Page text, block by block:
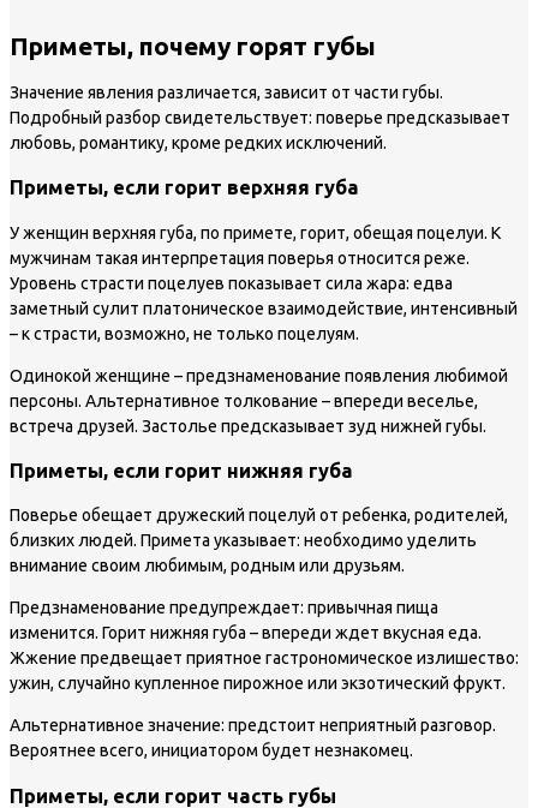
Приметы, почему горят губы
Значение явления различается, зависит от части губы.
Подробный разбор свидетельствует: поверье предсказывает
любовь, романтику, кроме редких исключений.
Приметы, если горит верхняя губа
У женщин верхняя губа, по примете, горит, обещая поцелуи. К
мужчинам такая интерпретация поверья относится реже.
Уровень страсти поцелуев показывает сила жара: едва
заметный сулит платоническое взаимодействие, интенсивный
– к страсти, возможно, не только поцелуям.
Одинокой женщине – предзнаменование появления любимой
персоны. Альтернативное толкование – впереди веселье,
встреча друзей. Застолье предсказывает зуд нижней губы.
Приметы, если горит нижняя губа
Поверье обещает дружеский поцелуй от ребенка, родителей,
близких людей. Примета указывает: необходимо уделить
внимание своим любимым, родным или друзьям.
Предзнаменование предупреждает: привычная пища
изменится. Горит нижняя губа – впереди ждет вкусная еда.
Жжение предвещает приятное гастрономическое излишество:
ужин, случайно купленное пирожное или экзотический фрукт.
Альтернативное значение: предстоит неприятный разговор.
Вероятнее всего, инициатором будет незнакомец.
Приметы, если горит часть губы